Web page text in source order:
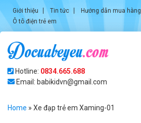
Giới thiệu Tin tức Hướng dẫn mua hàng
Ô tô điện trẻ em
Hotline: 0834.665.688
Email: babikidvn@gmail.com
Home » Xe đạp trẻ em Xaming-01